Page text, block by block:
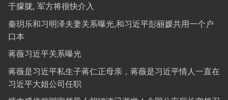
于朦胧, 军方将很快介入
秦玥乐和习明泽夫妻关系曝光,和习近平彭丽媛共用一个户
口本
蒋薇习近平关系曝光
蒋薇是习近平私生子蒋仁正母亲，蒋薇是习近平情人一直在
习近平大姐公司任职